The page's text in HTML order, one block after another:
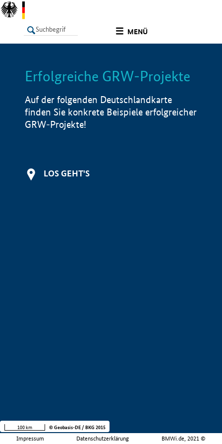
MENÜ
LISTE Info
Erfolgreiche GRW-Projekte
Auf der folgenden Deutschlandkarte
finden Sie konkrete Beispiele erfolgreicher
GRW-Projekte!
LOS GEHT'S
Impressum Datenschutzerklärung BMWi.de, 2021 ©
100 km © Geobasis-DE / BKG 2015